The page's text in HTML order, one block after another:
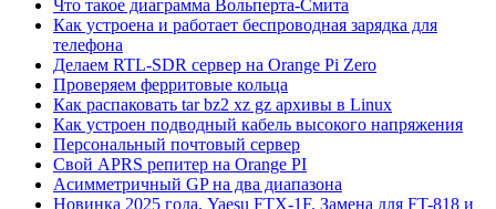
Что такое диаграмма Вольперта-Смита
Как устроена и работает беспроводная зарядка для
телефона
Делаем RTL-SDR сервер на Orange Pi Zero
Проверяем ферритовые кольца
Как распаковать tar bz2 xz gz архивы в Linux
Как устроен подводный кабель высокого напряжения
Персональный почтовый сервер
Свой APRS репитер на Orange PI
Асимметричный GP на два диапазона
Новинка 2025 года. Yaesu FTX-1F. Замена для FT-818 и